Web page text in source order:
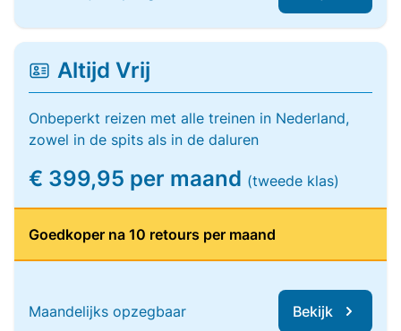
Altijd Vrij
Onbeperkt reizen met alle treinen in Nederland,
zowel in de spits als in de daluren
€ 399,95 per maand (tweede klas)
Goedkoper na 10 retours per maand
Maandelijks opzegbaar Bekijk